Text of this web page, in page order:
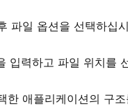
파일 옵션을 선택하
입력하고 파일 위치를
애플리케이션의 구